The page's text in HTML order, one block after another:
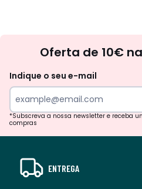
Oferta de 10€
Indique o seu e-mail
*Subscreva a nossa newsletter e receba
compras
ENTREGA